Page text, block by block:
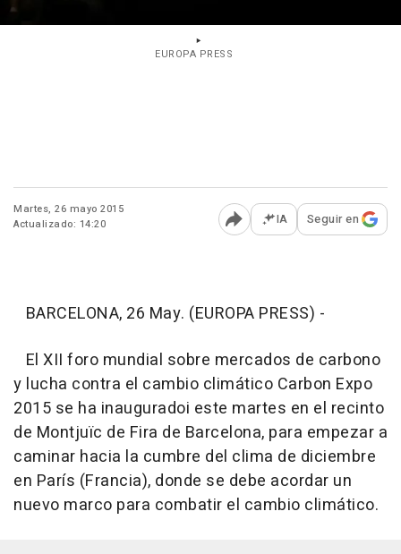
EUROPA PRESS
Martes, 26 mayo 2015
Actualizado: 14:20
Abrir opciones para
IA Seguir en
BARCELONA, 26 May. (EUROPA PRESS) -
El XII foro mundial sobre mercados de carbono
y lucha contra el cambio climático Carbon Expo
2015 se ha inauguradoi este martes en el recinto
de Montjuïc de Fira de Barcelona, para empezar a
caminar hacia la cumbre del clima de diciembre
en París (Francia), donde se debe acordar un
nuevo marco para combatir el cambio climático.